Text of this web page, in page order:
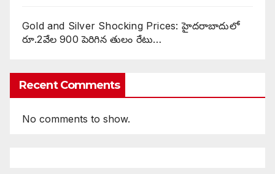
Gold and Silver Shocking Prices: హైదరాబాదులో
రూ.2వేల 900 పెరిగిన తులం రేటు…
Recent Comments
No comments to show.